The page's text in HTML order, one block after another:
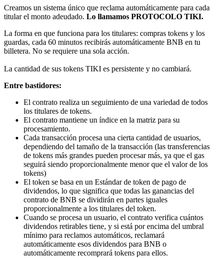
‍Creamos un sistema único que reclama automáticamente para cada
titular el monto adeudado. Lo llamamos PROTOCOLO TIKI.
‍La forma en que funciona para los titulares: compras tokens y los
guardas, cada 60 minutos recibirás automáticamente BNB en tu
billetera. No se requiere una sola acción.
La cantidad de sus tokens TIKI es persistente y no cambiará.
Entre bastidores:
El contrato realiza un seguimiento de una variedad de todos
los titulares de tokens.
El contrato mantiene un índice en la matriz para su
procesamiento.
Cada transacción procesa una cierta cantidad de usuarios,
dependiendo del tamaño de la transacción (las transferencias
de tokens más grandes pueden procesar más, ya que el gas
seguirá siendo proporcionalmente menor que el valor de los
tokens)
El token se basa en un Estándar de token de pago de
dividendos, lo que significa que todas las ganancias del
contrato de BNB se dividirán en partes iguales
proporcionalmente a los titulares del token.
Cuando se procesa un usuario, el contrato verifica cuántos
dividendos retirables tiene, y si está por encima del umbral
mínimo para reclamos automáticos, reclamará
automáticamente esos dividendos para BNB o
automáticamente recomprará tokens para ellos.